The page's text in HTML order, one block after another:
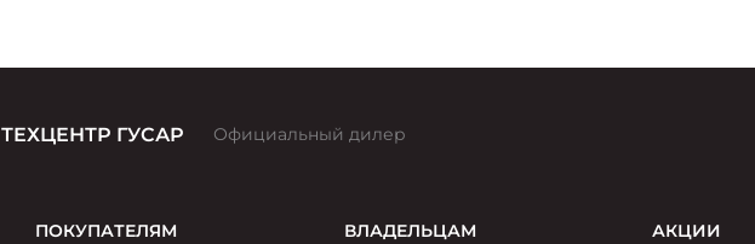
ТЕХЦЕНТР ГУСАР Официальный дилер
ПОКУПАТЕЛЯМ ВЛАДЕЛЬЦАМ АКЦИИ